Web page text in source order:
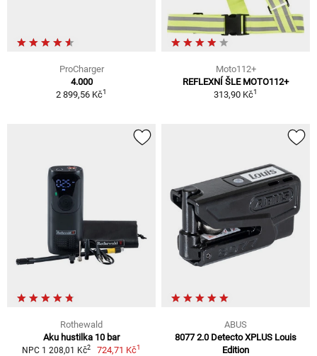
ProCharger
4.000
2 899,56 Kč1
Moto112+
REFLEXNÍ ŠLE MOTO112+
313,90 Kč1
Rothewald
Aku hustilka 10 bar
NPC 1 208,01 Kč2 724,71 Kč1
ABUS
8077 2.0 Detecto XPLUS Louis
Edition